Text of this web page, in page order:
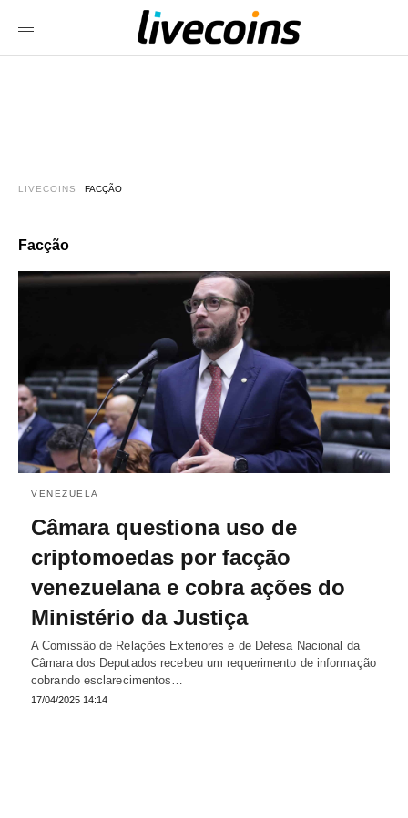
LIVECOINS FACÇÃO
Facção
VENEZUELA
Câmara questiona uso de
criptomoedas por facção
venezuelana e cobra ações do
Ministério da Justiça
A Comissão de Relações Exteriores e de Defesa Nacional da
Câmara dos Deputados recebeu um requerimento de informação
cobrando esclarecimentos…
17/04/2025 14:14